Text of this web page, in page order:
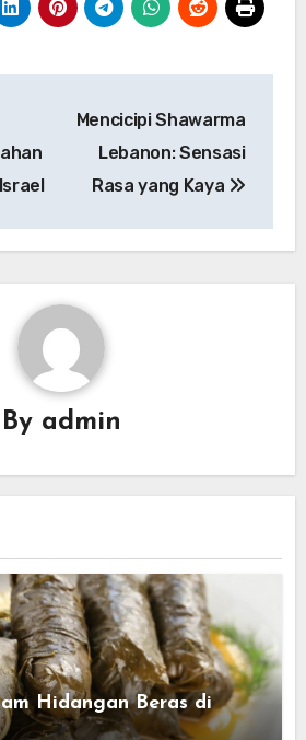
Mencicipi Shawarma
Lebanon: Sensasi
Rasa yang Kaya
By admin
Hidangan Beras di